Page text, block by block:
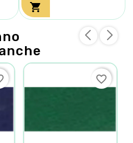

favorite_border